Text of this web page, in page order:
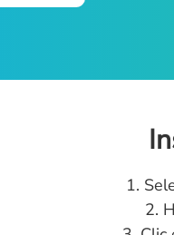
1.
2.